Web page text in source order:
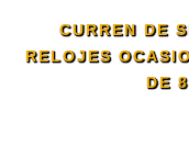
CURREN DE
RELOJES
DE